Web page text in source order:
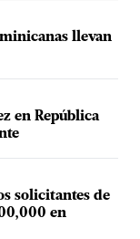
llevan
en República
solicitantes de
en